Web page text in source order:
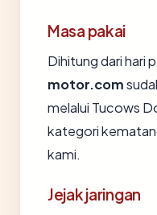
Masa pakai
Dihitung dari hari
motor.com
melalui Tucows
kategori
kami.
Jejak jaringan